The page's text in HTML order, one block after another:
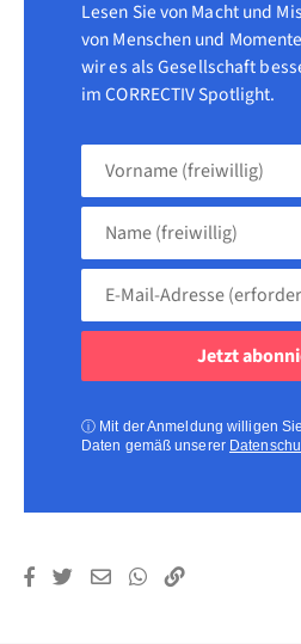
Lesen Sie von Macht und
von Menschen und
wir es als Gesellschaft
im CORRECTIV Spotlight.
Vorname
Name
(freiwillig)
Adresse
ⓘ Mit der Anmeldung willigen
Daten gemäß unserer